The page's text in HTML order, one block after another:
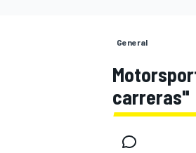
INDYCAR
General
carreras"